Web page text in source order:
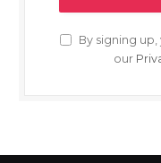
By signing
our